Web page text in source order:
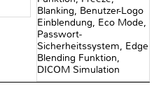
Blanking, Benutzer-Logo
Einblendung, Eco Mode,
Passwort-
Sicherheitssystem, Edge
Blending Funktion,
DICOM Simulation